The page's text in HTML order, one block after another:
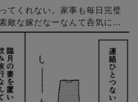
てくれない。家事も毎日完璧
敵な嫁だなーなんて呑気に思
病院に呼び出され、衝撃の事